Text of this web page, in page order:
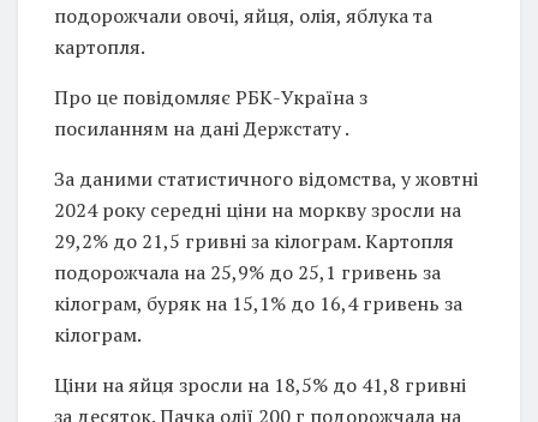
подорожчали овочі, яйця, олія, яблука та
картопля.
Про це повідомляє РБК-Україна з
посиланням на дані Держстату .
За даними статистичного відомства, у жовтні
2024 року середні ціни на моркву зросли на
29,2% до 21,5 гривні за кілограм. Картопля
подорожчала на 25,9% до 25,1 гривень за
кілограм, буряк на 15,1% до 16,4 гривень за
кілограм.
Ціни на яйця зросли на 18,5% до 41,8 гривні
за десяток. Пачка олії 200 г подорожчала на